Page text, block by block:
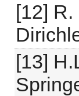
[12]
[13]